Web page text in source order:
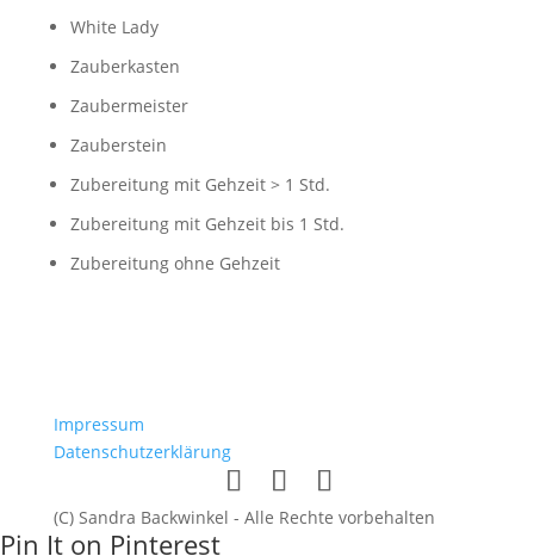
White Lady
Zauberkasten
Zaubermeister
Zauberstein
Zubereitung mit Gehzeit > 1 Std.
Zubereitung mit Gehzeit bis 1 Std.
Zubereitung ohne Gehzeit
Impressum
Datenschutzerklärung
(C) Sandra Backwinkel - Alle Rechte vorbehalten
Pin It on Pinterest